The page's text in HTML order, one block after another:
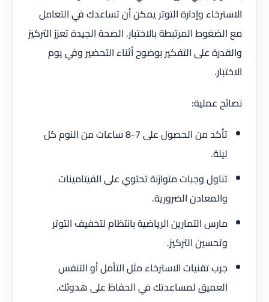
الاسترخاء وإدارة التوتر يمكن أن تساعدك في التعامل
مع الضغوط المرتبطة بالاختبار. الصحة الجيدة تعزز التركيز
والقدرة على التفكير بوضوح أثناء التحضير وفي يوم
الاختبار.
نصائح عملية:
تأكد من الحصول على 7-8 ساعات من النوم كل
ليلة.
تناول وجبات متوازنة تحتوي على الفيتامينات
والمعادن الضرورية.
مارس التمارين الرياضية بانتظام لتخفيف التوتر
وتحسين التركيز.
جرب تقنيات الاسترخاء مثل التأمل أو التنفس
العميق لمساعدتك في الحفاظ على هدوئك.